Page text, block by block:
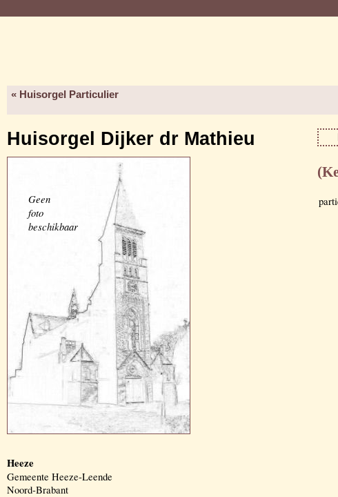
« Huisorgel Particulier
Huisorgel Dijker dr Mathieu
Geen
foto
beschikbaar
Heeze
Gemeente Heeze-Leende
Noord-Brabant